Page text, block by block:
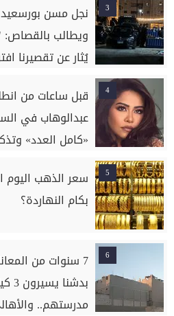
3
نجل مسن بورسعيد
ويطالب
يُثار عن تقصيرنا
4
قبل ساعات من
عبدالوهاب في
«كامل العدد» وتذكرة بـ600
5
بكام النهاردة؟
6
7 سنوات من
مدرستهم..